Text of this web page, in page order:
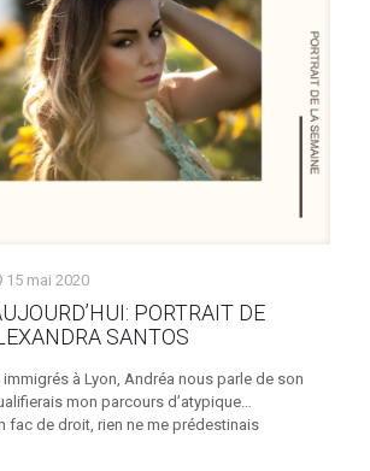
15 mai 2020
PORTRAIT DE
SANTOS
à Lyon, Andréa nous parle de son
mon parcours d’atypique…
fac de droit, rien ne me prédestinais